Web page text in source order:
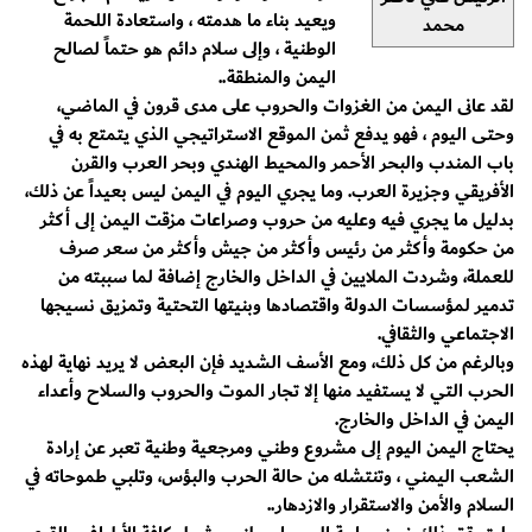
محمد
ويعيد بناء ما هدمته ، واستعادة اللحمة
الوطنية ، وإلى سلام دائم هو حتماً لصالح
اليمن والمنطقة..
لقد عانى اليمن من الغزوات والحروب على مدى قرون في الماضي،
وحتى اليوم ، فهو يدفع ثمن الموقع الاستراتيجي الذي يتمتع به في
باب المندب والبحر الأحمر والمحيط الهندي وبحر العرب والقرن
الأفريقي وجزيرة العرب. وما يجري اليوم في اليمن ليس بعيداً عن ذلك،
بدليل ما يجري فيه وعليه من حروب وصراعات مزقت اليمن إلى أكثر
من حكومة وأكثر من رئيس وأكثر من جيش وأكثر من سعر صرف
للعملة، وشردت الملايين في الداخل والخارج إضافة لما سببته من
تدمير لمؤسسات الدولة واقتصادها وبنيتها التحتية وتمزيق نسيجها
الاجتماعي والثقافي.
وبالرغم من كل ذلك، ومع الأسف الشديد فإن البعض لا يريد نهاية لهذه
الحرب التي لا يستفيد منها إلا تجار الموت والحروب والسلاح وأعداء
اليمن في الداخل والخارج.
يحتاج اليمن اليوم إلى مشروع وطني ومرجعية وطنية تعبر عن إرادة
الشعب اليمني ، وتنتشله من حالة الحرب والبؤس، وتلبي طموحاته في
السلام والأمن والاستقرار والازدهار..